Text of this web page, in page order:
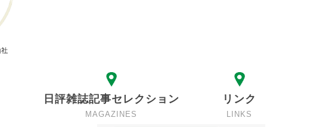
日評雑誌記事セレクション
MAGAZINES
リンク
LINKS